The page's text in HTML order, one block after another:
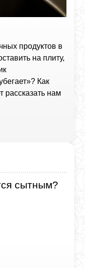
продуктов в
на плиту,
Как
рассказать нам
сытным?